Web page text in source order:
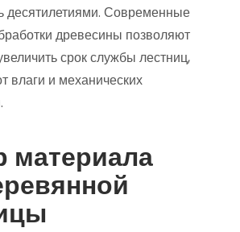
десятилетиями. Современные
древесины позволяют
срок службы лестниц,
влаги и механических
материала